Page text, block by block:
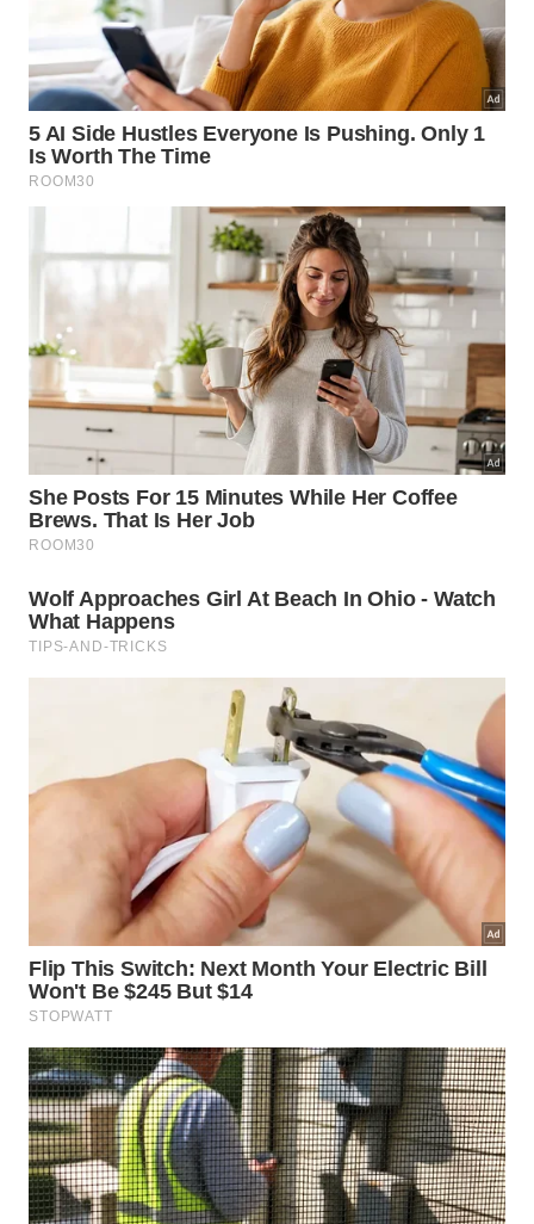
7-Renato Barone Giusti
A lendária jogada do quarto gol do Brasil na final de
1970 é a verdadeira essência de um coquetel
perfeito com BEG Gin. A magia começa na defesa
com os dribles de Clodoaldo, que funcionam como
o macerar de especiarias frescas na taça. O passe
magistral de Pelé entra em cena como a dose dupla
e impecável do gin misturada à efervescência da
água tônica, preparando o terreno. Por fim, o
arremate histórico de Carlos Alberto Torres é o
twist explosivo de casca de limão siciliano que
finaliza a receita, entregando uma obra de arte
refrescante, equilibrada e inesquecível para o
paladar.
8-Paulo Ventriglia
Messi toca para o CR7, CR7 toca para o mbappé
que toca para o Neymar e o Neymar com toda
categoria marca um golaço, golaço perfeito que
nem Beg Gin.
9-Priscilla Velilla
O Brasil toca como samba, dribla como arte e
conquista o mundo no detalhe. A BEG faz igual: um
gin brasileiro de alma nacional e presença
internacional. Porque tem jogada da Seleção que
não pede replay — pede um brinde.